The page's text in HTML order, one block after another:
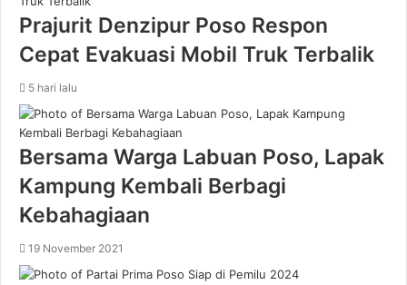
Prajurit Denzipur Poso Respon
Cepat Evakuasi Mobil Truk Terbalik
5 hari lalu
Bersama Warga Labuan Poso, Lapak
Kampung Kembali Berbagi
Kebahagiaan
19 November 2021